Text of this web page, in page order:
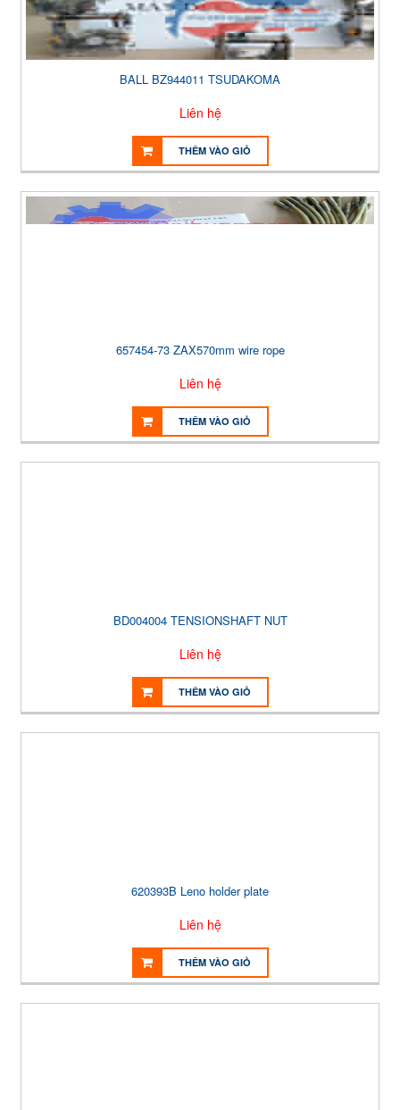
BALL BZ944011 TSUDAKOMA
Liên hệ
THÊM VÀO GIỎ
657454-73 ZAX570mm wire rope
Liên hệ
THÊM VÀO GIỎ
BD004004 TENSIONSHAFT NUT
Liên hệ
THÊM VÀO GIỎ
620393B Leno holder plate
Liên hệ
THÊM VÀO GIỎ